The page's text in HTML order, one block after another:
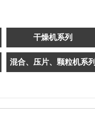
干燥机系列
混合、压片、颗粒机系列